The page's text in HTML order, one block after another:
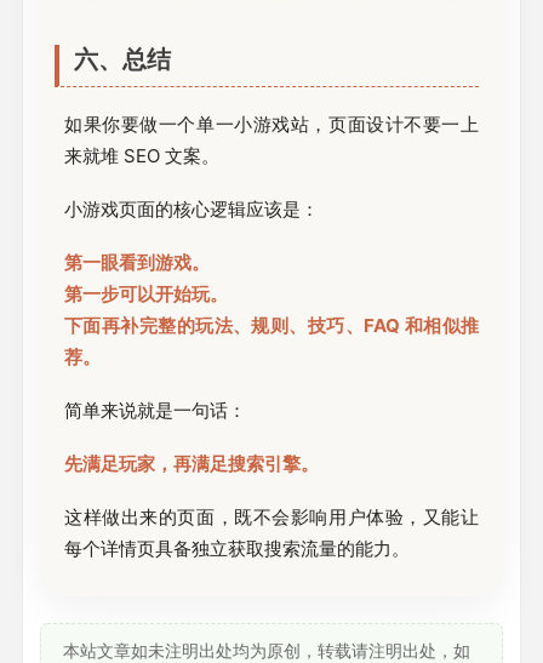
六、总结
如果你要做一个单一小游戏站，页面设计不要一上
来就堆 SEO 文案。
小游戏页面的核心逻辑应该是：
第一眼看到游戏。
第一步可以开始玩。
下面再补完整的玩法、规则、技巧、FAQ 和相似推
荐。
简单来说就是一句话：
先满足玩家，再满足搜索引擎。
这样做出来的页面，既不会影响用户体验，又能让
每个详情页具备独立获取搜索流量的能力。
本站文章如未注明出处均为原创，转载请注明出处，如